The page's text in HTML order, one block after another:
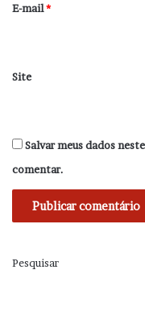
*
E-mail*
Site
Salvar meus dados
comentar.
Pesquisar